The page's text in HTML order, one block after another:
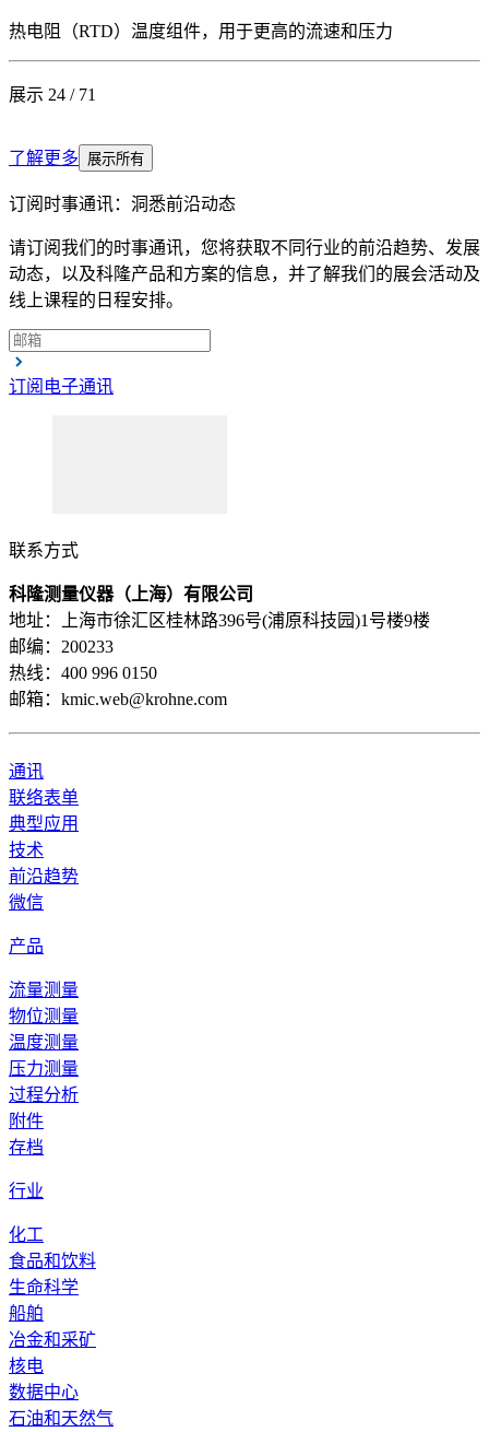
热电阻（RTD）温度组件，用于更高的流速和压力
展示 24 / 71
了解更多 展示所有
订阅时事通讯：洞悉前沿动态
请订阅我们的时事通讯，您将获取不同行业的前沿趋势、发展
动态，以及科隆产品和方案的信息，并了解我们的展会活动及
线上课程的日程安排。
订阅电子通讯
联系方式
科隆测量仪器（上海）有限公司
地址：上海市徐汇区桂林路396号(浦原科技园)1号楼9楼
邮编：200233
热线：400 996 0150
邮箱：kmic.web@krohne.com
通讯
联络表单
典型应用
技术
前沿趋势
微信
产品
流量测量
物位测量
温度测量
压力测量
过程分析
附件
存档
行业
化工
食品和饮料
生命科学
船舶
冶金和采矿
核电
数据中心
石油和天然气